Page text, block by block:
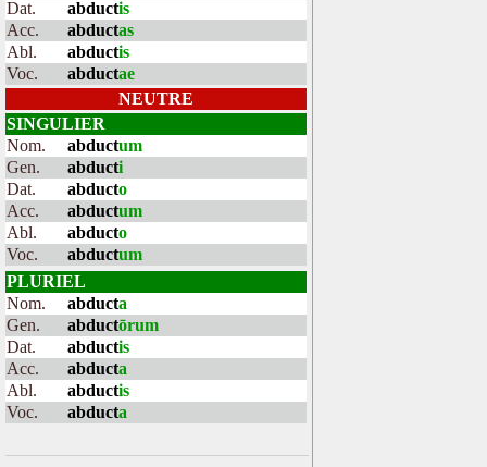
Dat.
abductis
Acc.
abductas
Abl.
abductis
Voc.
abductae
NEUTRE
SINGULIER
Nom.
abductum
Gen.
abducti
Dat.
abducto
Acc.
abductum
Abl.
abducto
Voc.
abductum
PLURIEL
Nom.
abducta
Gen.
abductōrum
Dat.
abductis
Acc.
abducta
Abl.
abductis
Voc.
abducta